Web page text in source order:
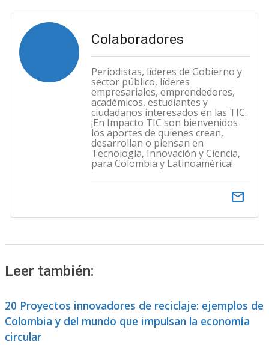
Colaboradores
Periodistas, líderes de Gobierno y
sector público, líderes
empresariales, emprendedores,
académicos, estudiantes y
ciudadanos interesados en las TIC.
¡En Impacto TIC son bienvenidos
los aportes de quienes crean,
desarrollan o piensan en
Tecnología, Innovación y Ciencia,
para Colombia y Latinoamérica!
email
Leer también:
20 Proyectos innovadores de reciclaje: ejemplos de
Colombia y del mundo que impulsan la economía
circular